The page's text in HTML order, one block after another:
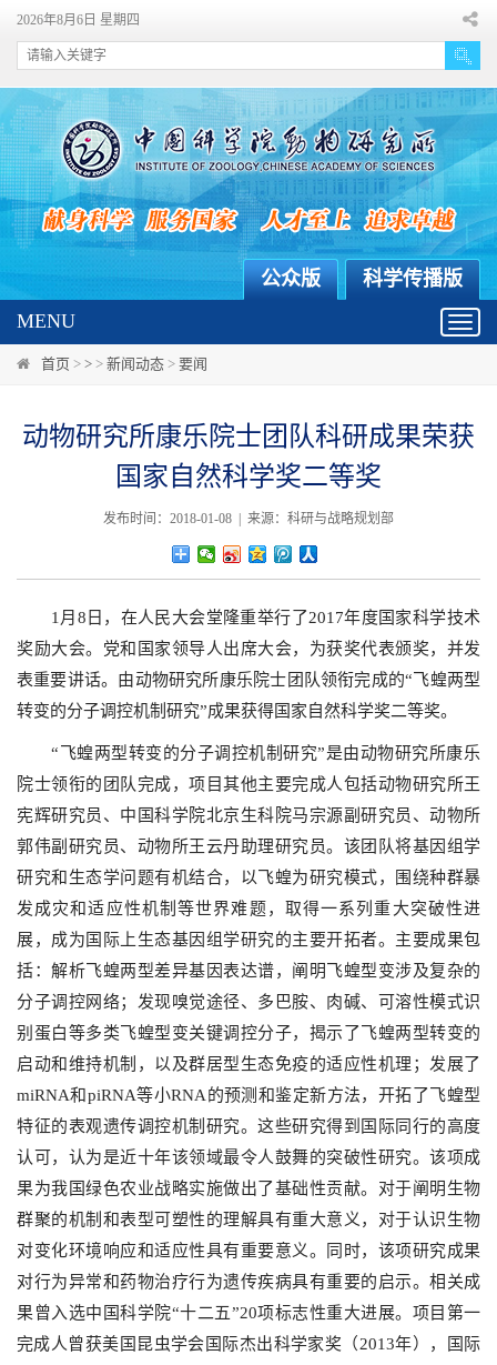
2026年8月6日 星期四
科学传播版
公众版
MENU
首页 > > > 新闻动态 > 要闻
动物研究所康乐院士团队科研成果荣获
国家自然科学奖二等奖
发布时间：2018-01-08 | 来源：科研与战略规划部
1 月 8 日，在人民大会堂隆重举行了2017年度国家科学技术
奖励大会。党和国家领导人出席大会，为获奖代表颁奖，并发
表重要讲话。由动物研究所康乐院士团队领衔完成的“飞蝗两型
转变的分子调控机制研究”成果获得国家自然科学奖二等奖。
“飞蝗两型转变的分子调控机制研究”是由动物研究所康乐
院士领衔的团队完成，项目其他主要完成人包括动物研究所王
宪辉研究员、中国科学院北京生科院马宗源副研究员、动物所
郭伟副研究员、动物所王云丹助理研究员。该团队将基因组学
研究和生态学问题有机结合，以飞蝗为研究模式，围绕种群暴
发成灾和适应性机制等世界难题，取得一系列重大突破性进
展，成为国际上生态基因组学研究的主要开拓者。主要成果包
括：解析飞蝗两型差异基因表达谱，阐明飞蝗型变涉及复杂的
分子调控网络；
发现嗅觉途径、多巴胺、肉碱、可溶性模式识
别蛋白等多类飞蝗型变关键调控分子，揭示了飞蝗两型转变的
启动和维持机制，以及群居型生态免疫的适应性机理；发展了
miRNA和piRNA等小RNA的预测和鉴定新方法，开拓了飞蝗型
特征的表观遗传调控机制研究。这些研究得到国际同行的高度
认可，认为是近十年该领域最令人鼓舞的突破性研究。该项成
果为我国绿色农业战略实施做出了基础性贡献。对于阐明生物
群聚的机制和表型可塑性的理解具有重大意义，对于认识生物
对变化环境响应和适应性具有重要意义。同时，该项研究成果
对行为异常和药物治疗行为遗传疾病具有重要的启示。相关成
果曾入选中国科学院“十二五”20项标志性重大进展。项目第一
完成人曾获美国昆虫学会国际杰出科学家奖（ 2013年），国际